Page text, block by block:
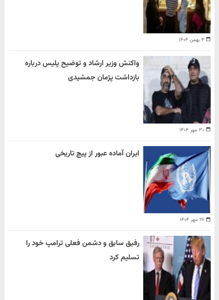
۴ بهمن ۱۴۰۴
۳۰ مهر ۱۴۰۴
واکنش وزیر ارشاد و توضیح پلیس درباره
بازداشت پژمان جمشیدی
۲۶ مهر ۱۴۰۴
ایران آماده عبور از پیچ تاریخی
رفیق سابق و دشمن فعلی ترامپ خود را
تسلیم کرد